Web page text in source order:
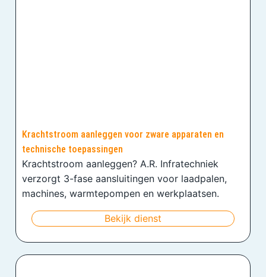
Krachtstroom aanleggen voor zware apparaten en
technische toepassingen
Krachtstroom aanleggen? A.R. Infratechniek
verzorgt 3-fase aansluitingen voor laadpalen,
machines, warmtepompen en werkplaatsen.
Bekijk dienst